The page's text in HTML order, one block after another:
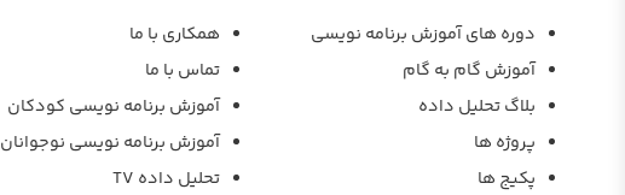
دوره های آموزش برنامه نویسی
آموزش گام به گام
بلاگ تحلیل داده
پروژه ها
پکیج ها
همکاری با ما
تماس با ما
آموزش برنامه نویسی کودکان
آموزش برنامه نویسی نوجوانان
تحلیل داده TV